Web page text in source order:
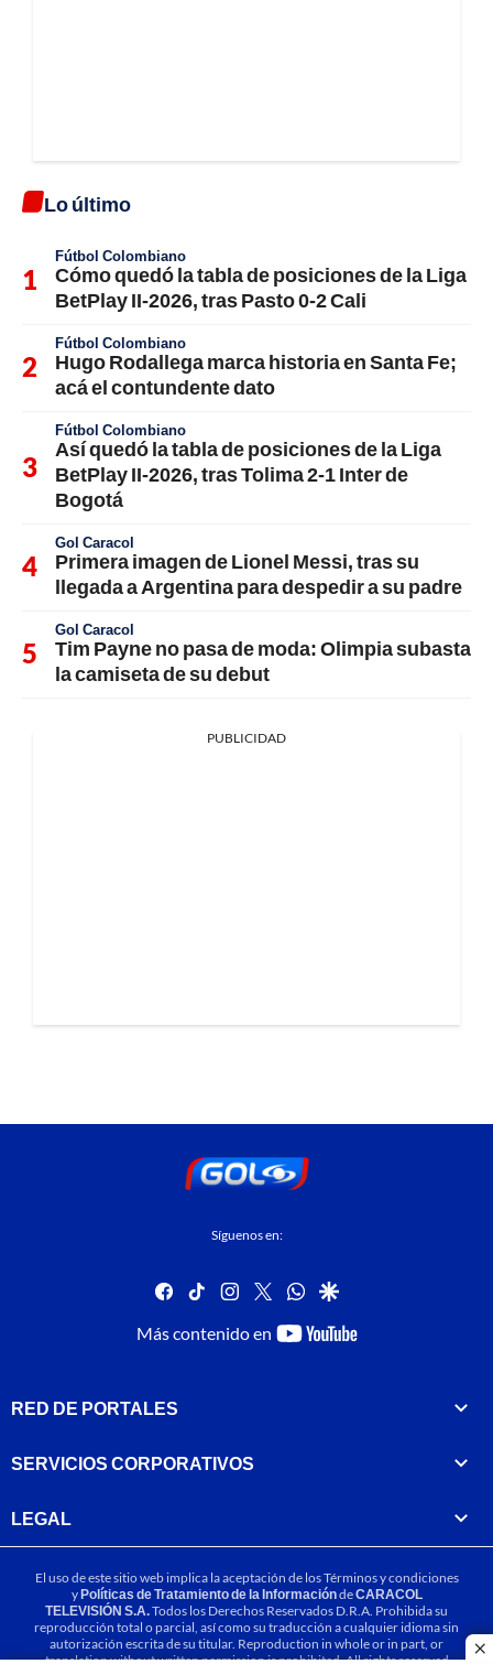
Lo último
Fútbol Colombiano
Cómo quedó la tabla de posiciones de la Liga
BetPlay II-2026, tras Pasto 0-2 Cali
Fútbol Colombiano
Hugo Rodallega marca historia en Santa Fe;
acá el contundente dato
Fútbol Colombiano
Así quedó la tabla de posiciones de la Liga
BetPlay II-2026, tras Tolima 2-1 Inter de
Bogotá
Gol Caracol
Primera imagen de Lionel Messi, tras su
llegada a Argentina para despedir a su padre
Gol Caracol
Tim Payne no pasa de moda: Olimpia subasta
la camiseta de su debut
PUBLICIDAD
Síguenos en:
facebook
tiktok instagram
twitterwhatsapp
google
Más contenido en
youtube-
RED DE PORTALES
SERVICIOS CORPORATIVOS
LEGAL
El uso de este sitio web implica la aceptación de losTérminos y condiciones
yPolíticas de Tratamiento de la InformacióndeCARACOL
TELEVISIÓN S.A.Todos los Derechos Reservados D.R.A. Prohibida su
reproducción total o parcial, así como su traducción a cualquier idioma sin
autorización escrita de su titular. Reproduction in whole or in part, or
translation without written permission is prohibited. All rights reserved